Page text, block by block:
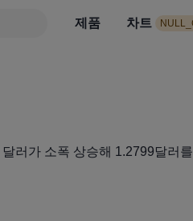
제품 차트
NULL_CELL 시장 뉴
러가 소폭 상승해 1.2799달러